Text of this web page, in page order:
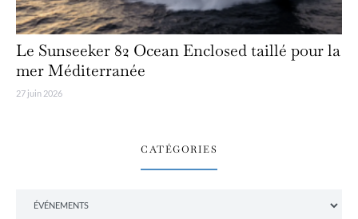
Le Sunseeker 82 Ocean Enclosed taillé pour la
mer Méditerranée
27 juin 2026
CATÉGORIES